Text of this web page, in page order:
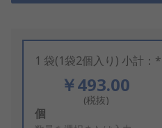
1 袋(1袋2個入り) 小計：*
￥493.00
(税抜)
Add
個